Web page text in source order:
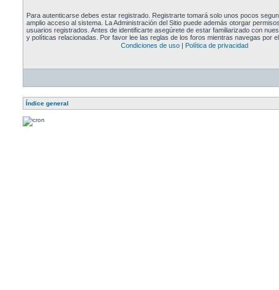
Para autenticarse debes estar registrado. Registrarte tomará solo unos pocos
amplio acceso al sistema. La Administración del Sitio puede además otorgar
usuarios registrados. Antes de identificarte asegúrete de estar familiarizado con
y políticas relacionadas. Por favor lee las reglas de los foros mientras navegas por el
Condiciones de uso | Política de privacidad
Índice general